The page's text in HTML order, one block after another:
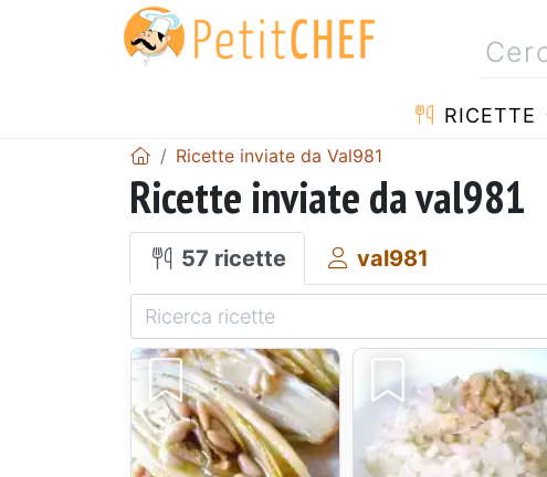
RICETTE
Ricette inviate da Val981
Ricette inviate da val981
57 ricette val981